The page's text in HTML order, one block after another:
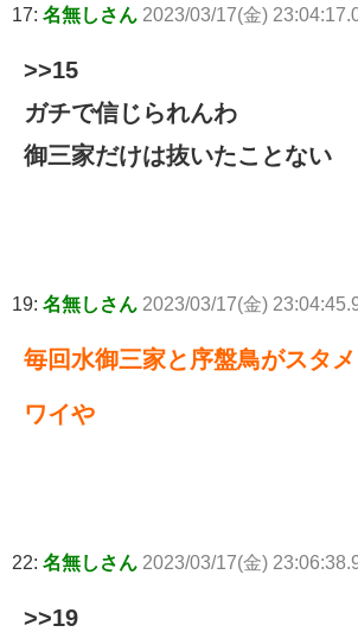
17: 名無しさん 2023/03/17(金)
>>15
ガチで信じられんわ
御三家だけは抜いたことない
19: 名無しさん 2023/03/17(金)
毎回水御三家と序盤鳥がスタ
ワイや
22: 名無しさん 2023/03/17(金)
>>19